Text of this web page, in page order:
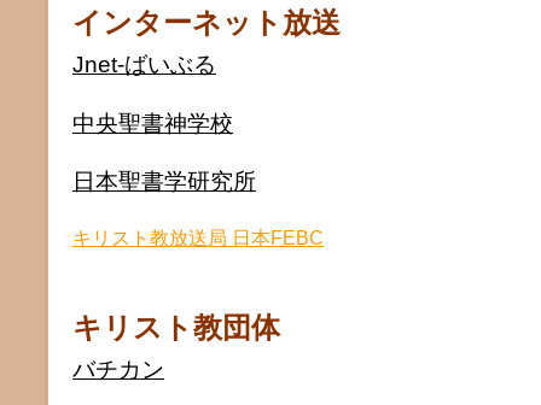
インターネット放送
Jnet-ばいぶる
中央聖書神学校
日本聖書学研究所
キリスト教放送局 日本FEBC
キリスト教団体
バチカン